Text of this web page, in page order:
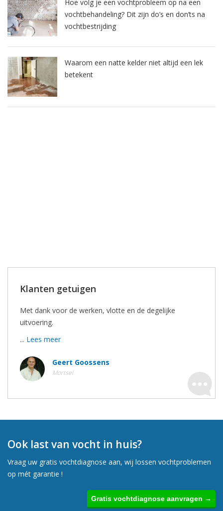
Hoe volg je een vochtprobleem op na een
vochtbehandeling? Dit zijn do’s en don’ts na
vochtbestrijding
Waarom een natte kelder niet altijd een lek
betekent
Klanten getuigen
Met dank voor de werken, vlotte en de degelijke
uitvoering.
... Lees meer
Geert Goossens
Mortsel
Ook last van vocht in huis?
Vraag uw gratis vochtdiagnose aan, wij lossen vochtproblemen
op mét garantie !
Gratis vochtdiagnose aanvragen →